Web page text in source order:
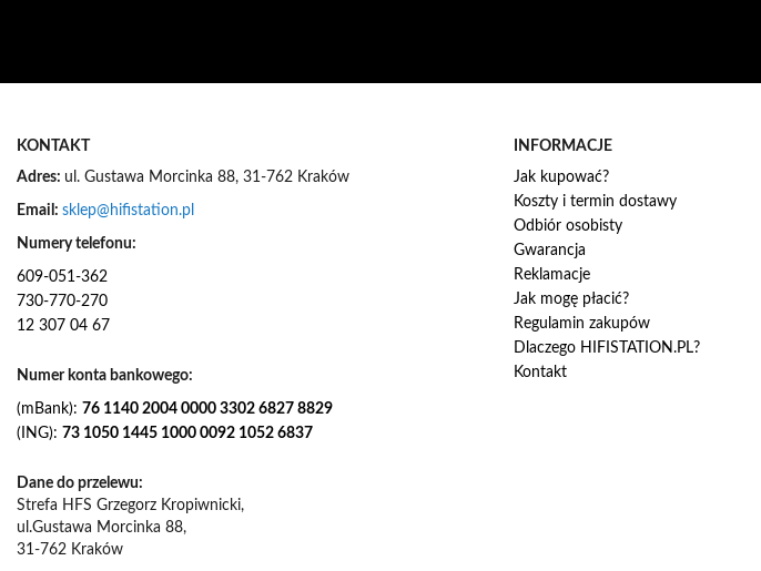
n
z
n
s
l
e
KONTAKT
Adres: ul. Gustawa Morcinka 88, 31-762 Kraków
Email: sklep@hifistation.pl
Numery telefonu:
609-051-362
730-770-270
12 307 04 67
Numer konta bankowego:
(mBank): 76 1140 2004 0000 3302 6827 8829
(ING): 73 1050 1445 1000 0092 1052 6837
Dane do przelewu:
Strefa HFS Grzegorz Kropiwnicki,
ul.Gustawa Morcinka 88,
31-762 Kraków
INFORMACJE
Jak kupować?
Koszty i termin dostawy
Odbiór osobisty
Gwarancja
Reklamacje
Jak mogę płacić?
Regulamin zakupów
Dlaczego HIFISTATION.PL?
Kontakt